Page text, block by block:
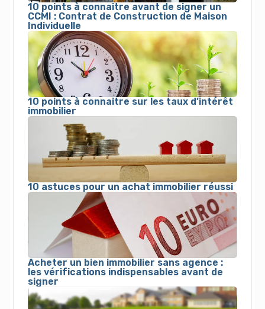
10 points à connaitre avant de signer un
CCMI : Contrat de Construction de Maison
Individuelle
10 points à connaitre sur les taux d’intérêt
immobilier
10 astuces pour un achat immobilier réussi
Acheter un bien immobilier sans agence :
les vérifications indispensables avant de
signer